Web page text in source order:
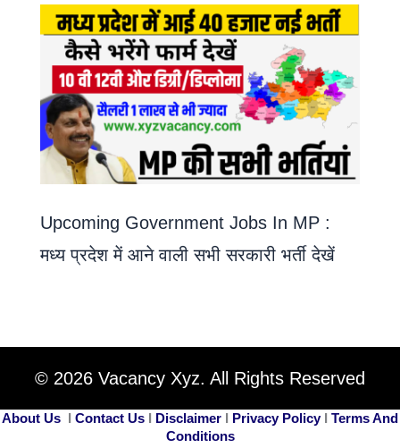
Upcoming Government Jobs In MP :
मध्य प्रदेश में आने वाली सभी सरकारी भर्ती देखें
© 2026 Vacancy Xyz. All Rights Reserved
About Us I Contact Us I Disclaimer I Privacy PolicyI Terms And
Conditions